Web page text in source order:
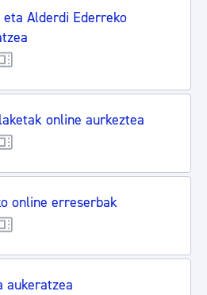
Alderdi Ederreko
online aurkeztea
online erreserbak
aukeratzea